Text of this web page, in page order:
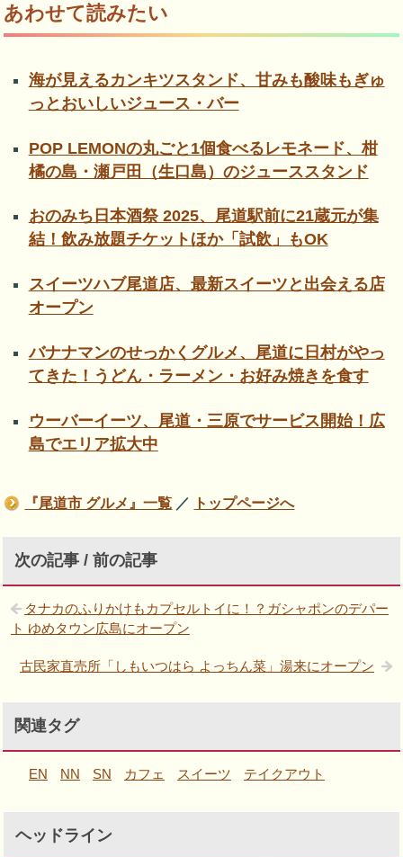
あわせて読みたい
海が見えるカンキツスタンド、甘みも酸味もぎゅ
っとおいしいジュース・バー
POP LEMONの丸ごと1個食べるレモネード、柑
橘の島・瀬戸田（生口島）のジューススタンド
おのみち日本酒祭 2025、尾道駅前に21蔵元が集
結！飲み放題チケットほか「試飲」もOK
スイーツハブ尾道店、最新スイーツと出会える店
オープン
バナナマンのせっかくグルメ、尾道に日村がやっ
てきた！うどん・ラーメン・お好み焼きを食す
ウーバーイーツ、尾道・三原でサービス開始！広
島でエリア拡大中
『尾道市 グルメ』一覧 ／ トップページへ
次の記事 / 前の記事
タナカのふりかけもカプセルトイに！？ガシャポンのデパー
ト ゆめタウン広島にオープン
古民家直売所「しもいつはら よっちん菜」湯来にオープン
関連タグ
EN NN SN カフェ スイーツ テイクアウト
ヘッドライン